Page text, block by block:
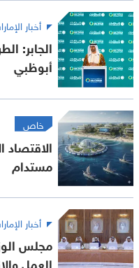
أخبار
الجابر:
أبوظبي
خاص
مستدام
أخبار
مجلس
العمل